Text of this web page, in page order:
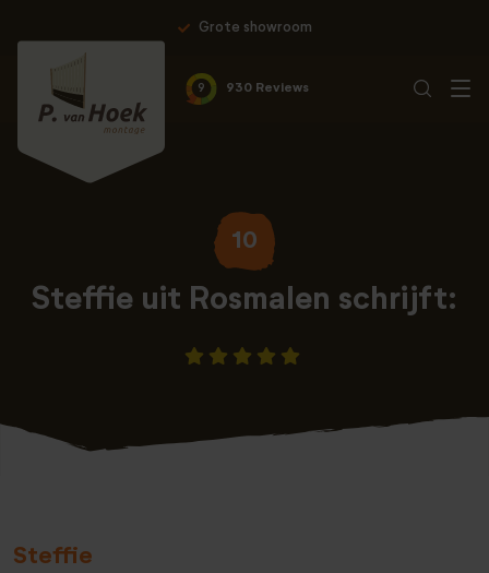
Grote showroom
9 930 Reviews
10
Steffie uit Rosmalen schrijft:
Steffie